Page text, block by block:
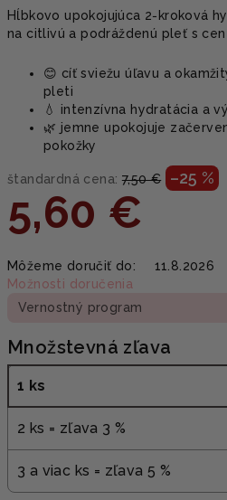
Hĺbkovo upokojujúca 2‑kroková
na citlivú a podráždenú pleť s
😊 cíť sviežu úľavu a
pleti
💧 intenzívna hydratácia a
🌿 jemne upokojuje
pokožky
štandardná cena: 7,50 € –25 %
5,60 €
cena:
Môžeme doručiť do:
11.8.2026
Možnosti doručenia
Vernostný program
Množstevná zľava
1 ks
2 ks = zľava 3 %
3 a viac ks = zľava 5 %